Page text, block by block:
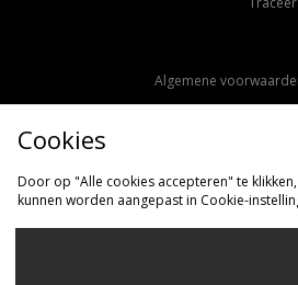
Algemene
Cookies
Door op "Alle cookies accepteren" te
kunnen worden aangepast in Cookie-